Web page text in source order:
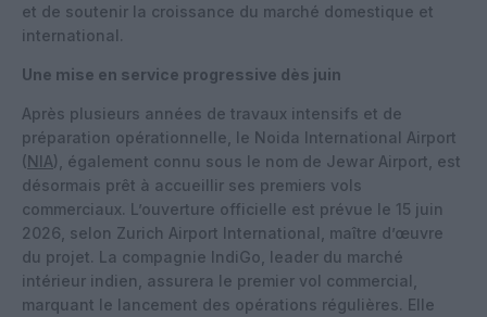
et de soutenir la croissance du marché domestique et
international.
Une mise en service progressive dès juin
Après plusieurs années de travaux intensifs et de
préparation opérationnelle, le Noida International Airport
(NIA), également connu sous le nom de Jewar Airport, est
désormais prêt à accueillir ses premiers vols
commerciaux. L’ouverture officielle est prévue le 15 juin
2026, selon Zurich Airport International, maître d’œuvre
du projet. La compagnie IndiGo, leader du marché
intérieur indien, assurera le premier vol commercial,
marquant le lancement des opérations régulières. Elle